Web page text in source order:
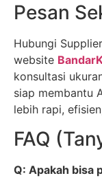
Pesan
Hubungi
website
konsultasi
siap membantu
lebih rapi,
FAQ
Q: Apakah bisa